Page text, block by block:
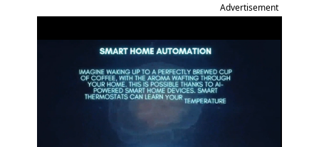
Advertisement